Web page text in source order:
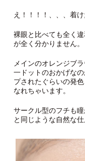
え！！！！、、、着
裸眼と比べても全く
が全く分かりません。
メインのオレンジブ
一ドットのおかげな
プされたぐらいの発
なれちゃいます。
サークル型のフチも
と同じような自然な